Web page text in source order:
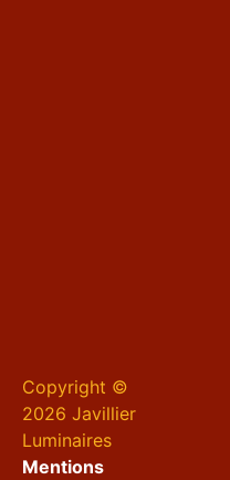
Copyright ©
2026 Javillier
Luminaires
Mentions